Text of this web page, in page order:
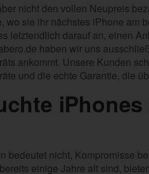
nicht den vollen Neupreis
wo sie ihr nächstes iPhone
letztendlich darauf an, einen
haben wir uns
ankommt. Unsere Kunden
und die echte Garantie, die
bedeutet nicht, Kompromisse
einige Jahre alt sind,